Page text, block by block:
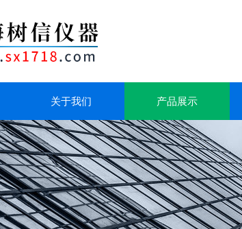
关于我们 产品展示